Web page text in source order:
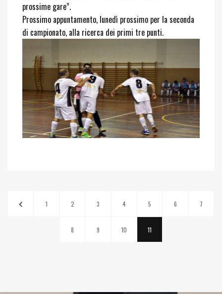
prossime gare”.
Prossimo appuntamento, lunedì prossimo per la seconda
di campionato, alla ricerca dei primi tre punti.
1 2 3 4 5 6 7
8 9 10 11